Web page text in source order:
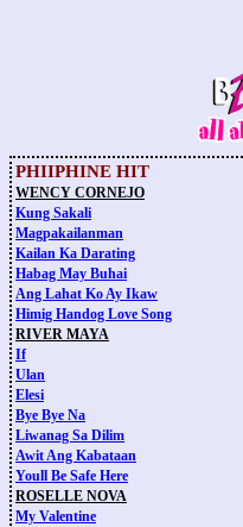
PHIIPHINE HIT
WENCY CORNEJO
Kung Sakali
Magpakailanman
Kailan Ka Darating
Habag May Buhai
Ang Lahat Ko Ay Ikaw
Himig Handog Love Song
RIVER MAYA
If
Ulan
Elesi
Bye Bye Na
Liwanag Sa Dilim
Awit Ang Kabataan
Youll Be Safe Here
ROSELLE NOVA
My Valentine